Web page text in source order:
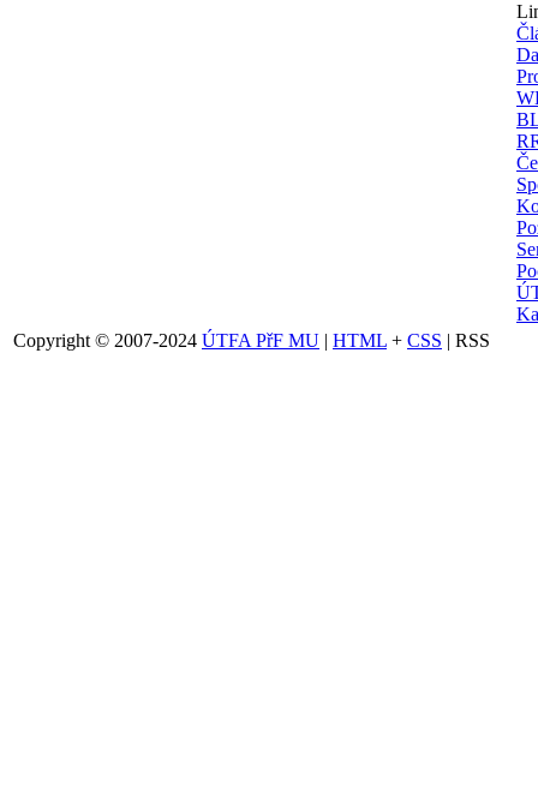
Copyright © 2007-2024 ÚTFA PřF MU | HTML + CSS | RSS